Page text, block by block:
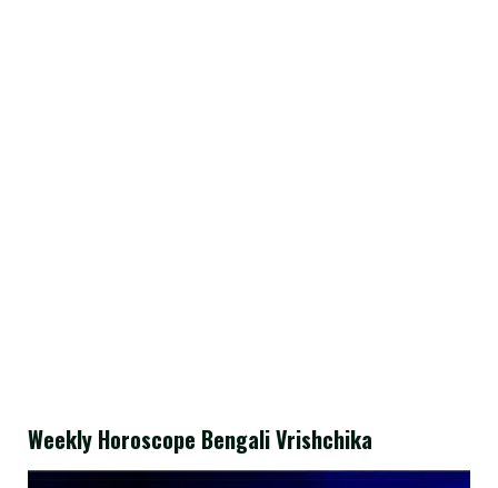
Weekly Horoscope Bengali Vrishchika